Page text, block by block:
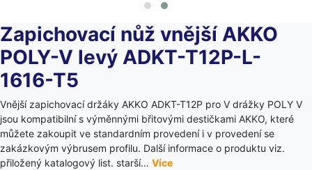
Zapichovací nůž vnější AKKO
POLY-V levý ADKT-T12P-L-
1616-T5
Vnější zapichovací držáky AKKO ADKT-T12P pro V drážky POLY V
jsou kompatibilní s výměnnými břitovými destičkami AKKO, které
můžete zakoupit ve standardním provedení i v provedení se
zakázkovým výbrusem profilu. Další informace o produktu viz.
přiložený katalogový list. starší… Více